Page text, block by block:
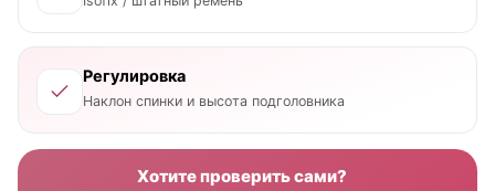
Регулировка
Наклон спинки и высота подголовника
Хотите проверить сами?